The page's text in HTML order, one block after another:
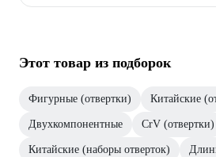
Этот товар из подборок
Фигурные (отвертки) Китайские
Двухкомпонентные CrV (отвертки)
Китайские (наборы отверток)